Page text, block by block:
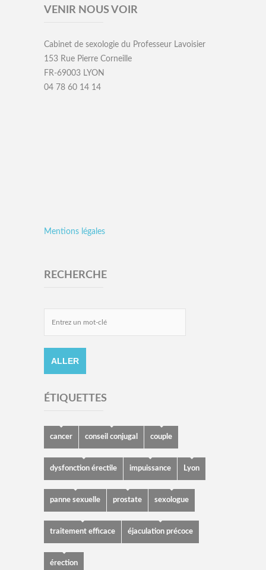
VENIR NOUS VOIR
Cabinet de sexologie du Professeur Lavoisier
153 Rue Pierre Corneille
FR-69003 LYON
04 78 60 14 14
Mentions légales
RECHERCHE
ÉTIQUETTES
cancer conseil conjugal couple
dysfonction érectile impuissance Lyon
panne sexuelle prostate sexologue
traitement efficace éjaculation précoce
érection